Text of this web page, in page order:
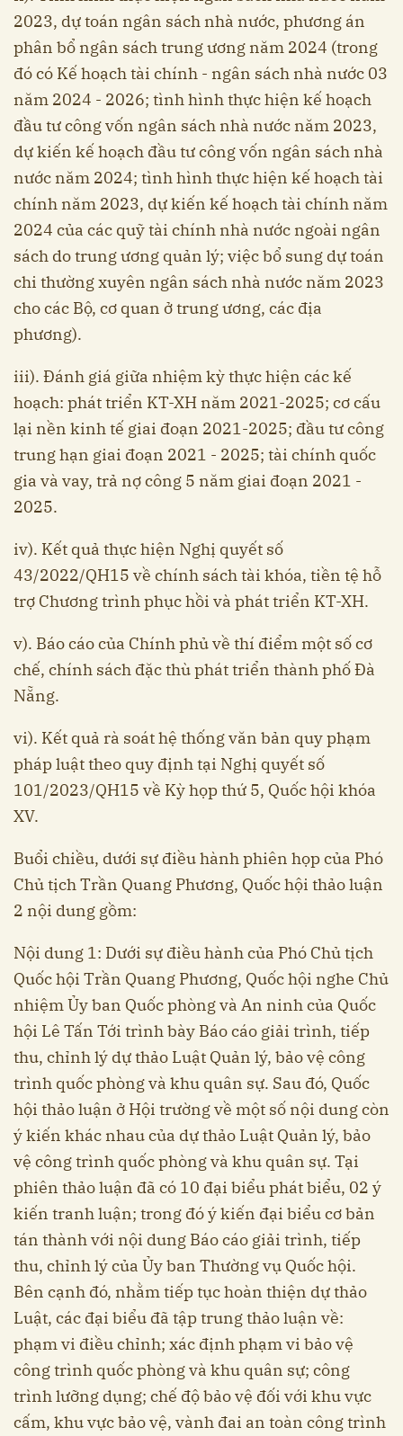
2023, dự toán ngân sách nhà nước, phương án
phân bổ ngân sách trung ương năm 2024 (trong
đó có Kế hoạch tài chính - ngân sách nhà nước 03
năm 2024 - 2026; tình hình thực hiện kế hoạch
đầu tư công vốn ngân sách nhà nước năm 2023,
dự kiến kế hoạch đầu tư công vốn ngân sách nhà
nước năm 2024; tình hình thực hiện kế hoạch tài
chính năm 2023, dự kiến kế hoạch tài chính năm
2024 của các quỹ tài chính nhà nước ngoài ngân
sách do trung ương quản lý; việc bổ sung dự toán
chi thường xuyên ngân sách nhà nước năm 2023
cho các Bộ, cơ quan ở trung ương, các địa
phương).
iii). Đánh giá giữa nhiệm kỳ thực hiện các kế
hoạch: phát triển KT-XH năm 2021-2025; cơ cấu
lại nền kinh tế giai đoạn 2021-2025; đầu tư công
trung hạn giai đoạn 2021 - 2025; tài chính quốc
gia và vay, trả nợ công 5 năm giai đoạn 2021 -
2025.
iv). Kết quả thực hiện Nghị quyết số
43/2022/QH15 về chính sách tài khóa, tiền tệ hỗ
trợ Chương trình phục hồi và phát triển KT-XH.
v). Báo cáo của Chính phủ về thí điểm một số cơ
chế, chính sách đặc thù phát triển thành phố Đà
Nẵng.
vi). Kết quả rà soát hệ thống văn bản quy phạm
pháp luật theo quy định tại Nghị quyết số
101/2023/QH15 về Kỳ họp thứ 5, Quốc hội khóa
XV.
Buổi chiều, dưới sự điều hành phiên họp của Phó
Chủ tịch Trần Quang Phương, Quốc hội thảo luận
2 nội dung gồm:
Nội dung 1: Dưới sự điều hành của Phó Chủ tịch
Quốc hội Trần Quang Phương, Quốc hội nghe Chủ
nhiệm Ủy ban Quốc phòng và An ninh của Quốc
hội Lê Tấn Tới trình bày Báo cáo giải trình, tiếp
thu, chỉnh lý dự thảo Luật Quản lý, bảo vệ công
trình quốc phòng và khu quân sự. Sau đó, Quốc
hội thảo luận ở Hội trường về một số nội dung còn
ý kiến khác nhau của dự thảo Luật Quản lý, bảo
vệ công trình quốc phòng và khu quân sự. Tại
phiên thảo luận đã có 10 đại biểu phát biểu, 02 ý
kiến tranh luận; trong đó ý kiến đại biểu cơ bản
tán thành với nội dung Báo cáo giải trình, tiếp
thu, chỉnh lý của Ủy ban Thường vụ Quốc hội.
Bên cạnh đó, nhằm tiếp tục hoàn thiện dự thảo
Luật, các đại biểu đã tập trung thảo luận về:
phạm vi điều chỉnh; xác định phạm vi bảo vệ
công trình quốc phòng và khu quân sự; công
trình lưỡng dụng; chế độ bảo vệ đối với khu vực
cấm, khu vực bảo vệ, vành đai an toàn công trình